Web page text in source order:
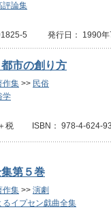
評論集
91825-5 発行日： 1990年
市の創り方
作集 >> 民俗
学
＋税 ISBN： 978-4-624-
第５巻
作集 >> 演劇
るイプセン戯曲全集